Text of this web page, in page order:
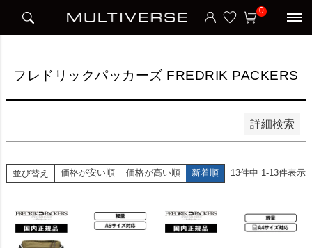
0
フレドリックパッカーズ FREDRIK PACKERS
詳細検索
並び順
新着順
並び替え 価格が安い順 価格が高い順 新着順 13件中 1-13件表示